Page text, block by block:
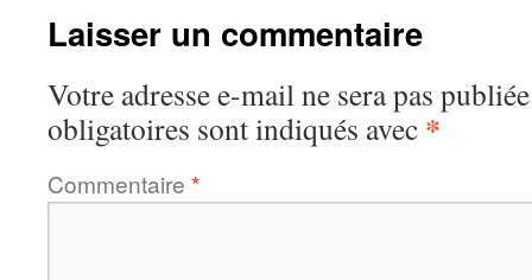
Laisser un commentaire
Votre adresse e-mail ne sera pas
obligatoires sont indiqués avec *
Commentaire *